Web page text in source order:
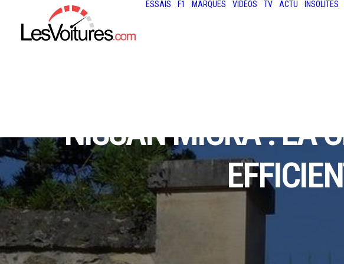
ESSAIS F1 MARQUES VIDÉOS TV ACTU INSOLITES
NISSAN MICRA : LA